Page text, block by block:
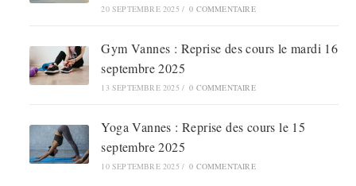
20 SEPTEMBRE 2025 / 0 COMMENTAIRE
Gym Vannes : Reprise des cours le mardi 16
septembre 2025
13 SEPTEMBRE 2025 / 0 COMMENTAIRE
Yoga Vannes : Reprise des cours le 15
septembre 2025
10 SEPTEMBRE 2025 / 0 COMMENTAIRE